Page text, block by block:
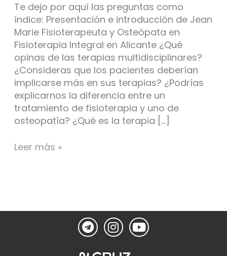
Te dejo por aquí las preguntas como
índice: Presentación e introducción de Jean
Marie Fisioterapeuta y Osteópata en
Fisioterapia Integral en Alicante ¿Qué
opinas de las terapias multidisciplinares?
¿Consideras que los pacientes deberían
implicarse más en sus terapias? ¿Podrías
explicarnos la diferencia entre un
tratamiento de fisioterapia y uno de
osteopatía? ¿Qué es la terapia […]
Leer más »
T
e
I
n
Y
o